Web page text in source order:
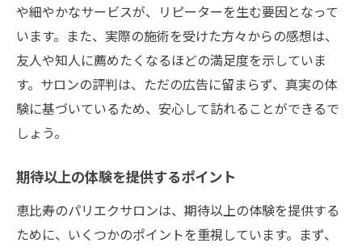
や細やかなサービスが、リピーターを生む要因となって
います。また、実際の施術を受けた方々からの感想は、
友人や知人に薦めたくなるほどの満足度を示していま
す。サロンの評判は、ただの広告に留まらず、真実の体
験に基づいているため、安心して訪れることができるで
しょう。
期待以上の体験を提供するポイント
恵比寿のパリエクサロンは、期待以上の体験を提供する
ために、いくつかのポイントを重視しています。まず、